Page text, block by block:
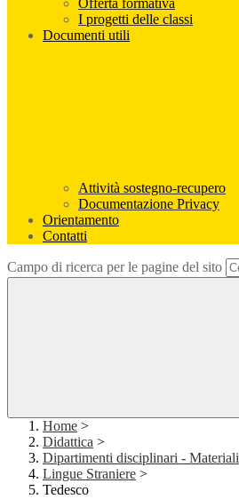
Offerta formativa
I progetti delle classi
Documenti utili
Attività sostegno-recupero
Documentazione Privacy
Orientamento
Contatti
Campo di ricerca per le pagine del sito
Home >
Didattica >
Dipartimenti disciplinari - Materiali
Lingue Straniere >
Tedesco